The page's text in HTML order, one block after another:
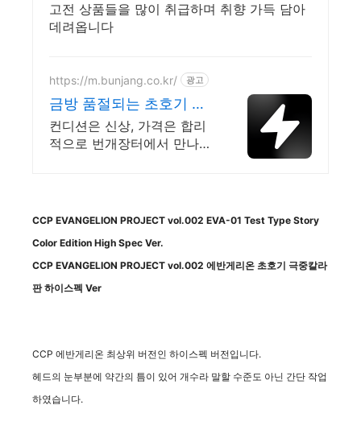
고전 상품들을 많이 취급하며 취향 가득 담아
데려옵니다
https://m.bunjang.co.kr/ 광고
금방 품절되는 초호기 국
내 최대 브랜드 중고거래
컨디션은 신상, 가격은 합리
적으로 번개장터에서 만나보
드
CCP EVANGELION PROJECT vol.002 EVA-01 Test Type Story
Color Edition High Spec Ver.
CCP EVANGELION PROJECT vol.002 에반게리온 초호기 극중칼라
판 하이스펙 Ver
CCP 에반게리온 최상위 버전인 하이스펙 버전입니다.
헤드의 눈부분에 약간의 틈이 있어 개수라 말할 수준도 아닌 간단 작업
하였습니다.